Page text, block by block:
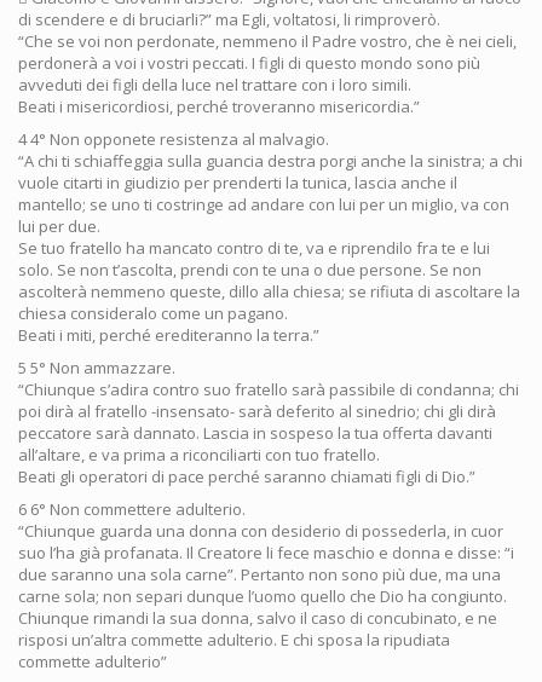
di scendere e di bruciarli?” ma Egli, voltatosi, li rimproverò.
“Che se voi non perdonate, nemmeno il Padre vostro, che è nei cieli,
perdonerà a voi i vostri peccati. I figli di questo mondo sono più
avveduti dei figli della luce nel trattare con i loro simili.
Beati i misericordiosi, perché troveranno misericordia.”
4 4° Non opponete resistenza al malvagio.
“A chi ti schiaffeggia sulla guancia destra porgi anche la sinistra; a chi
vuole citarti in giudizio per prenderti la tunica, lascia anche il
mantello; se uno ti costringe ad andare con lui per un miglio, va con
lui per due.
Se tuo fratello ha mancato contro di te, va e riprendilo fra te e lui
solo. Se non t’ascolta, prendi con te una o due persone. Se non
ascolterà nemmeno queste, dillo alla chiesa; se rifiuta di ascoltare la
chiesa consideralo come un pagano.
Beati i miti, perché erediteranno la terra.”
5 5° Non ammazzare.
“Chiunque s’adira contro suo fratello sarà passibile di condanna; chi
poi dirà al fratello -insensato- sarà deferito al sinedrio; chi gli dirà
peccatore sarà dannato. Lascia in sospeso la tua offerta davanti
all’altare, e va prima a riconciliarti con tuo fratello.
Beati gli operatori di pace perché saranno chiamati figli di Dio.”
6 6° Non commettere adulterio.
“Chiunque guarda una donna con desiderio di possederla, in cuor
suo l’ha già profanata. Il Creatore li fece maschio e donna e disse: “i
due saranno una sola carne”. Pertanto non sono più due, ma una
carne sola; non separi dunque l’uomo quello che Dio ha congiunto.
Chiunque rimandi la sua donna, salvo il caso di concubinato, e ne
risposi un’altra commette adulterio. E chi sposa la ripudiata
commette adulterio”